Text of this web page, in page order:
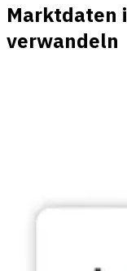
Marktdaten
verwandeln